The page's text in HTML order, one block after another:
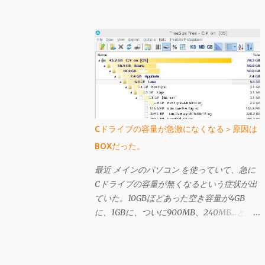
い果たしても、クーポンを使わない状態では
200kbps出るのだが、この状態では3日間で
366MBを超えると速度規制が酷くなり、そ
うなるといくら「容量無制限」を謳われても
そんなの嘘っぱちと言いたくなるほど遅くな
る（それでも 前買ったbmobile U300 よりは
早い気がするが）。Plala ITEは時間により
遅いときは非常に遅いが、IIJmioの速度制限
がかかったときよりも遅くはない（体感）
し、こちらは上り下りは共に3Mbpsではある
ものの、「定額無制限」の名に偽りはなく感
じられる。 今のところIIJmioで高速クーポ
ンを使うと快適すぎるくらいに感じているの
Cドライブの容量が急激になくなる＞原因は
BOXだった。
最近 メインのパソコン を使っていて、急に
Cドライブの容量が無くなるという症状が出
ていた。10GBほどあった空き容量が4GB
に、1GBに、ついに900MB、240MB…と減